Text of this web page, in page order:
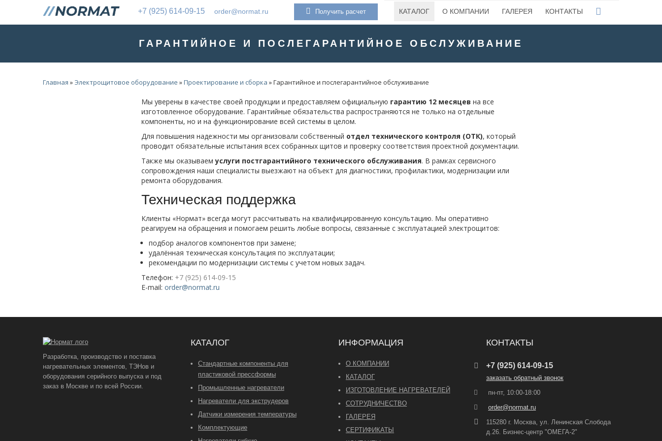
+7 (925) 614-09-15 order@normat.ru Получить расчет КАТАЛОГ О КОМПАНИИ ГАЛЕРЕЯ КОНТАКТЫ
ГАРАНТИЙНОЕ И ПОСЛЕГАРАНТИЙНОЕ ОБСЛУЖИВАНИЕ
Главная » Электрощитовое оборудование »Проектирование и сборка »Гарантийное и послегарантийное обслуживание
Мы уверены в качестве своей продукции и предоставляем официальную гарантию 12 месяцев на все
изготовленное оборудование. Гарантийные обязательства распространяются не только на отдельные
компоненты, но и на функционирование всей системы в целом.
Для повышения надежности мы организовали собственный отдел технического контроля (ОТК), который
проводит обязательные испытания всех собранных щитов и проверку соответствия проектной документации.
Также мы оказываемуслуги постгарантийного технического обслуживания. В рамках сервисного
сопровождения наши специалисты выезжают на объект для диагностики, профилактики, модернизации или
ремонта оборудования.
Техническая поддержка
Клиенты «Нормат» всегда могут рассчитывать на квалифицированную консультацию. Мы оперативно
реагируем на обращения и помогаем решить любые вопросы, связанные с эксплуатацией электрощитов:
подбор аналогов компонентов при замене;
удалённая техническая консультация по эксплуатации;
рекомендации по модернизации системы с учетом новых задач.
Телефон: +7 (925) 614-09-15
E-mail: order@normat.ru
Разработка, производство и поставка
нагревательных элементов, ТЭНов и
оборудования серийного выпуска и под
заказ в Москве и по всей России.
КАТАЛОГ
Стандартные компоненты для
пластиковой прессформы
Промышленные нагреватели
Нагреватели для экструдеров
Датчики измерения температуры
Комплектующие
ИНФОРМАЦИЯ
О КОМПАНИИ
КАТАЛОГ
ИЗГОТОВЛЕНИЕ НАГРЕВАТЕЛЕЙ
СОТРУДНИЧЕСТВО
ГАЛЕРЕЯ
СЕРТИФИКАТЫ
КОНТАКТЫ
+7 (925) 614-09-15
заказать обратный звонок
пн-пт, 10:00-18:00
order@normat.ru
115280 г. Москва, ул. Ленинская Слобода
д.26. Бизнес-центр "ОМЕГА-2"